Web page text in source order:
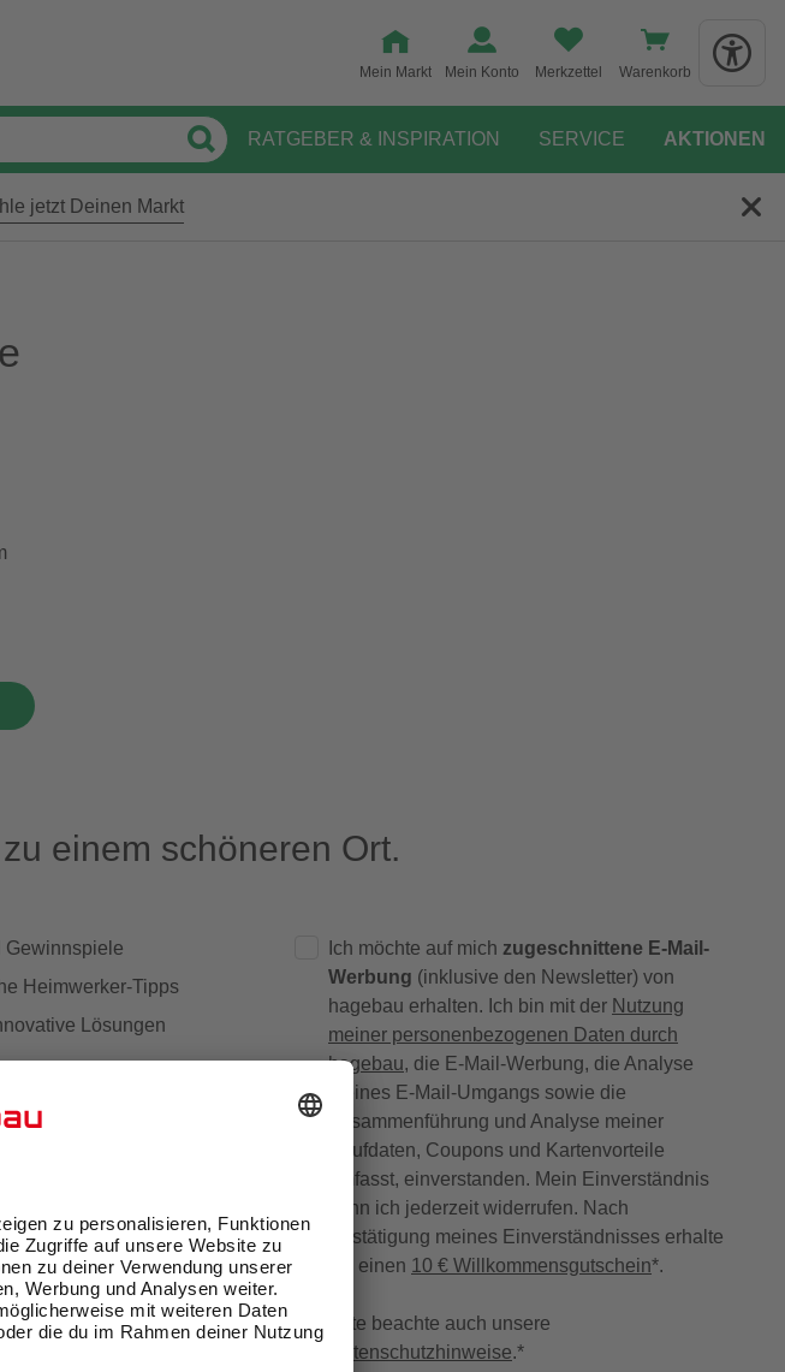
Mein Markt Mein Konto Merkzettel Warenkorb
RATGEBER & INSPIRATION SERVICE AKTIONEN
jetzt Deinen Markt
einem schöneren Ort.
Gewinnspiele
Heimwerker-Tipps
Lösungen
Ich möchte auf mich zugeschnittene E-Mail-
Werbung (inklusive den Newsletter) von
hagebau erhalten. Ich bin mit der Nutzung
meiner personenbezogenen Daten durch
hagebau, die E-Mail-Werbung, die Analyse
meines E-Mail-Umgangs sowie die
Zusammenführung und Analyse meiner
Kaufdaten, Coupons und Kartenvorteile
umfasst, einverstanden. Mein Einverständnis
kann ich jederzeit widerrufen. Nach
Bestätigung meines Einverständnisses erhalte
ich einen 10 € Willkommensgutschein*.
Bitte beachte auch unsere
Datenschutzhinweise.